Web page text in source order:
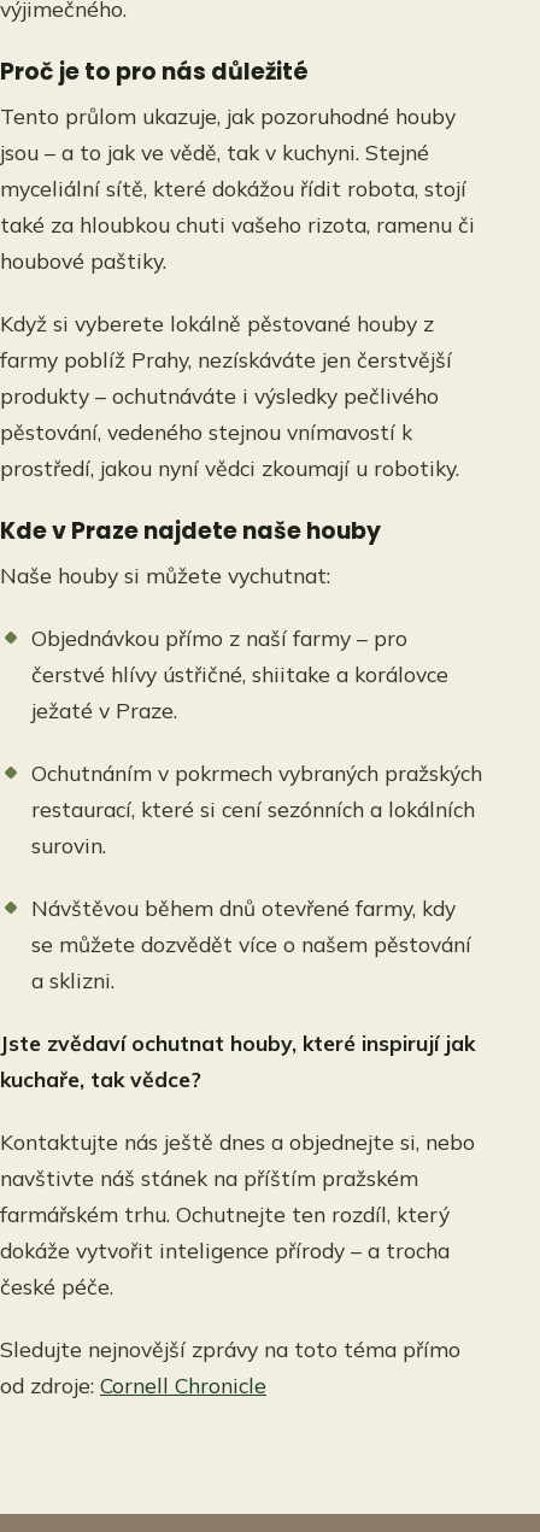
výjimečného.
Proč je to pro nás důležité
Tento průlom ukazuje, jak pozoruhodné houby
jsou – a to jak ve vědě, tak v kuchyni. Stejné
myceliální sítě, které dokážou řídit robota, stojí
také za hloubkou chuti vašeho rizota, ramenu či
houbové paštiky.
Když si vyberete lokálně pěstované houby z
farmy poblíž Prahy, nezískáváte jen čerstvější
produkty – ochutnáváte i výsledky pečlivého
pěstování, vedeného stejnou vnímavostí k
prostředí, jakou nyní vědci zkoumají u robotiky.
Kde v Praze najdete naše houby
Naše houby si můžete vychutnat:
Objednávkou přímo z naší farmy – pro
čerstvé hlívy ústřičné, shiitake a korálovce
ježaté v Praze.
Ochutnáním v pokrmech vybraných pražských
restaurací, které si cení sezónních a lokálních
surovin.
Návštěvou během dnů otevřené farmy, kdy
se můžete dozvědět více o našem pěstování
a sklizni.
Jste zvědaví ochutnat houby, které inspirují jak
kuchaře, tak vědce?
Kontaktujte nás ještě dnes a objednejte si, nebo
navštivte náš stánek na příštím pražském
farmářském trhu. Ochutnejte ten rozdíl, který
dokáže vytvořit inteligence přírody – a trocha
české péče.
Sledujte nejnovější zprávy na toto téma přímo
od zdroje: Cornell Chronicle